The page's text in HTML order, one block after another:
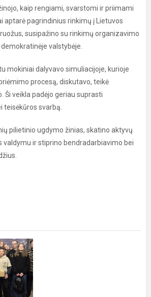
kaip rengiami, svarstomi ir priimami
aptarė pagrindinius rinkimų į Lietuvos
susipažino su rinkimų organizavimo
valstybėje.
mokiniai dalyvavo simuliacijoje, kurioje
procesą, diskutavo, teikė
Ši veikla padėjo geriau suprasti
svarbą.
pilietinio ugdymo žinias, skatino aktyvų
valdymu ir stiprino bendradarbiavimo bei